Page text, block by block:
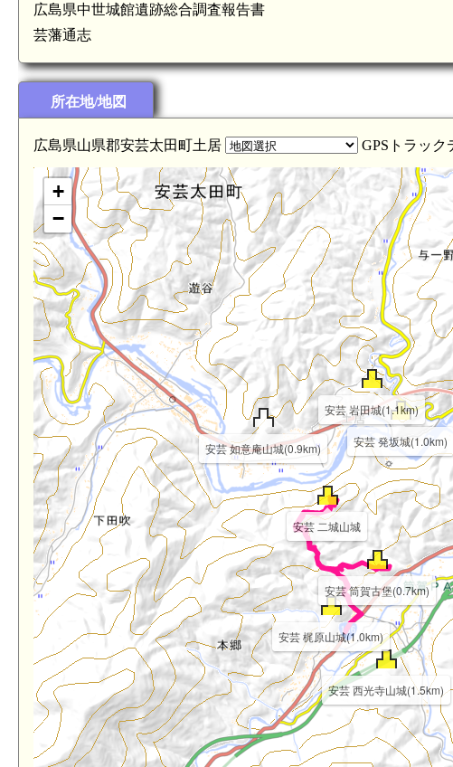
広島県中世城館遺跡総合調査報告書
芸藩通志
所在地/地図
広島県山県郡安芸太田町土居 GPSトラッ
安芸 二城山城
安芸 筒賀古堡(0.7km)
安芸 如意庵山城(0.9km) 安芸 発坂城(1.0km)
安芸 梶原山城(1.0km)
安芸 岩田城(1.1km)
安芸 西光寺山城(1.5km)
+
−